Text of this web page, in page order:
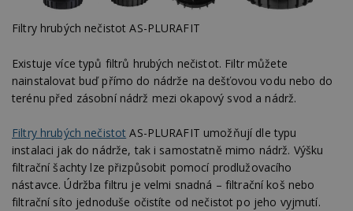
Filtry hrubých nečistot AS-PLURAFIT
Existuje více typů filtrů hrubých nečistot. Filtr můžete
nainstalovat buď přímo do nádrže na dešťovou vodu nebo do
terénu před zásobní nádrž mezi okapový svod a nádrž.
Filtry hrubých nečistot AS-PLURAFIT umožňují dle typu
instalaci jak do nádrže, tak i samostatně mimo nádrž. Výšku
filtrační šachty lze přizpůsobit pomocí prodlužovacího
nástavce. Údržba filtru je velmi snadná – filtrační koš nebo
filtrační síto jednoduše očistíte od nečistot po jeho vyjmutí.